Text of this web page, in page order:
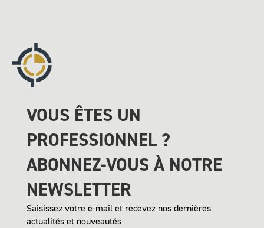
VOUS ÊTES UN
PROFESSIONNEL ?
ABONNEZ-VOUS À NOTRE
NEWSLETTER
Saisissez votre e-mail et recevez nos dernières
actualités et nouveautés